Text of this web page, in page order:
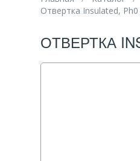
Отвертка Insulated,
ОТВЕРТКА